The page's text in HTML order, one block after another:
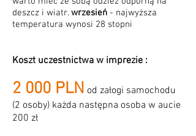
deszcz i wiatr.wrzesień - najwyższa
temperatura wynosi 28 stopni
Koszt uczestnictwa w imprezie :
2 000 PLN od załogi samochodu
(2 osoby) każda następna osoba w aucie
200 zł